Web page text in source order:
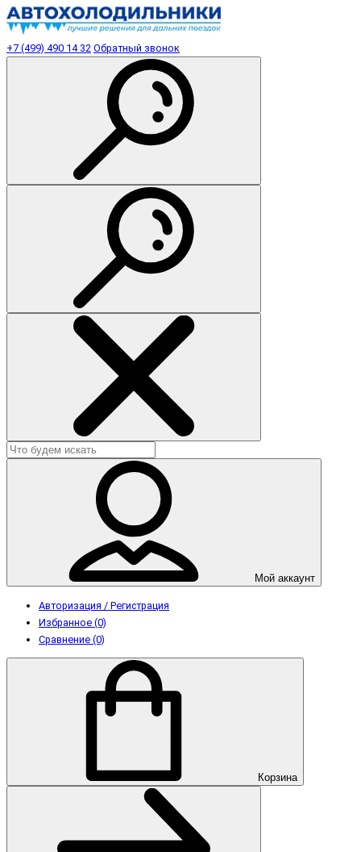
+7 (499) 490 14 32 Обратный звонок
Мой аккаунт
Авторизация / Регистрация
Избранное (0)
Сравнение (0)
Корзина